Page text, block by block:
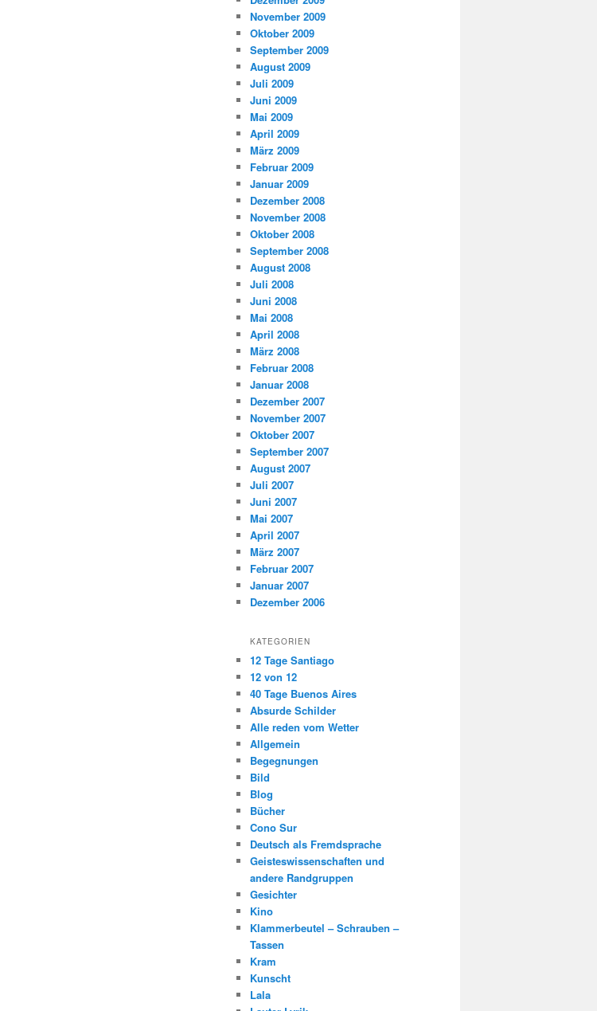
November 2009
Oktober 2009
September 2009
August 2009
Juli 2009
Juni 2009
Mai 2009
April 2009
März 2009
Februar 2009
Januar 2009
Dezember 2008
November 2008
Oktober 2008
September 2008
August 2008
Juli 2008
Juni 2008
Mai 2008
April 2008
März 2008
Februar 2008
Januar 2008
Dezember 2007
November 2007
Oktober 2007
September 2007
August 2007
Juli 2007
Juni 2007
Mai 2007
April 2007
März 2007
Februar 2007
Januar 2007
Dezember 2006
KATEGORIEN
12 Tage Santiago
12 von 12
40 Tage Buenos Aires
Absurde Schilder
Alle reden vom Wetter
Allgemein
Begegnungen
Bild
Blog
Bücher
Cono Sur
Deutsch als Fremdsprache
Geisteswissenschaften und
andere Randgruppen
Gesichter
Kino
Klammerbeutel – Schrauben –
Tassen
Kram
Kunscht
Lala